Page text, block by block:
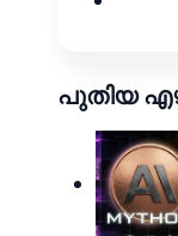
പുതിയ